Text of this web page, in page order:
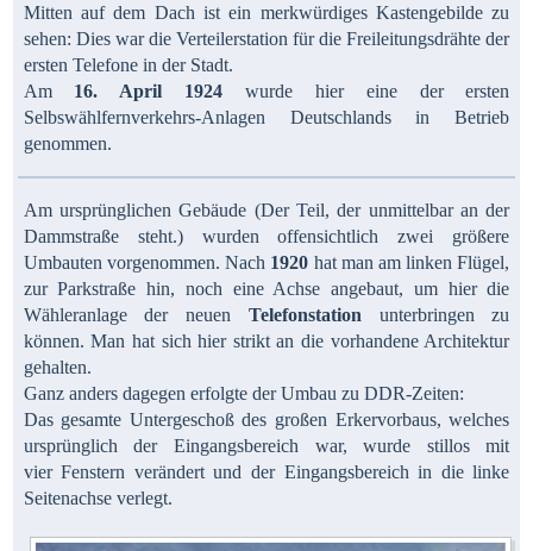
Mitten auf dem Dach ist ein merkwürdiges Kastengebilde zu
sehen: Dies war die Verteilerstation für die Freileitungsdrähte der
ersten Telefone in der Stadt.
Am 16. April 1924 wurde hier eine der ersten
Selbswählfernverkehrs-Anlagen Deutschlands in Betrieb
genommen.
Am ursprünglichen Gebäude (Der Teil, der unmittelbar an der
Dammstraße steht.) wurden offensichtlich zwei größere
Umbauten vorgenommen. Nach 1920 hat man am linken Flügel,
zur Parkstraße hin, noch eine Achse angebaut, um hier die
Wähleranlage der neuen Telefonstation unterbringen zu
können. Man hat sich hier strikt an die vorhandene Architektur
gehalten.
Ganz anders dagegen erfolgte der Umbau zu DDR-Zeiten:
Das gesamte Untergeschoß des großen Erkervorbaus, welches
ursprünglich der Eingangsbereich war, wurde stillos mit
vier Fenstern verändert und der Eingangsbereich in die linke
Seitenachse verlegt.